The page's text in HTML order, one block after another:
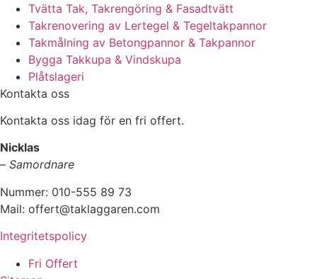
Tvätta Tak, Takrengöring & Fasadtvätt
Takrenovering av Lertegel & Tegeltakpannor
Takmålning av Betongpannor & Takpannor
Bygga Takkupa & Vindskupa
Plåtslageri
Kontakta oss
Kontakta oss idag för en fri offert.
Nicklas
– Samordnare
Nummer: 010-555 89 73
Mail: offert@taklaggaren.com
Integritetspolicy
Fri Offert